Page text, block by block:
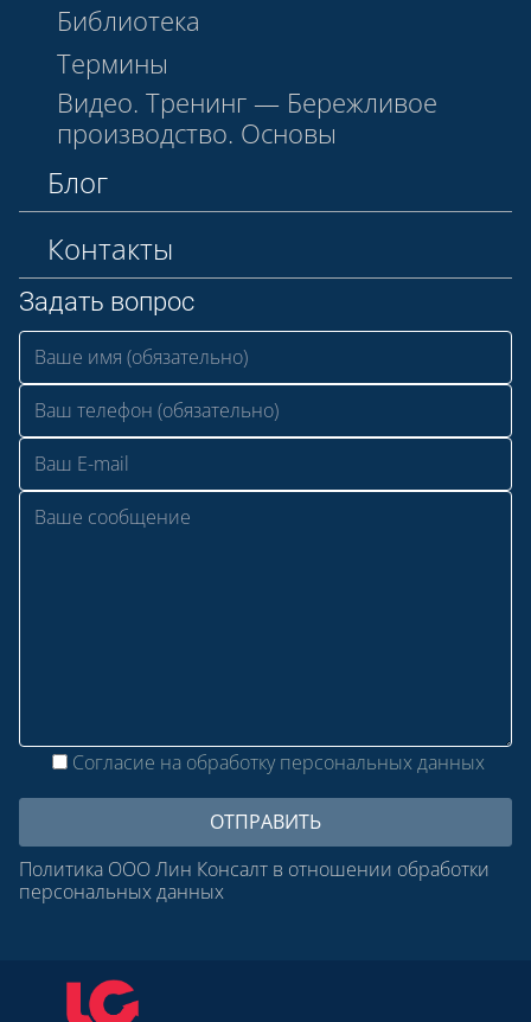
Библиотека
Термины
Видео. Тренинг — Бережливое
производство. Основы
Блог
Контакты
Задать вопрос
Согласие на обработку персональных данных
Политика ООО Лин Консалт в отношении обработки
персональных данных